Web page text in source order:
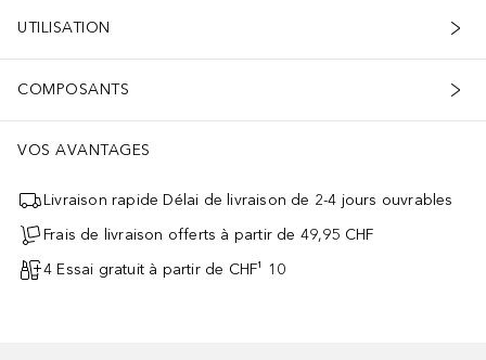
UTILISATION
COMPOSANTS
VOS AVANTAGES
Livraison rapide Délai de livraison de 2-4 jours ouvrables
Frais de livraison offerts à partir de 49,95 CHF
4 Essai gratuit à partir de CHF¹ 10